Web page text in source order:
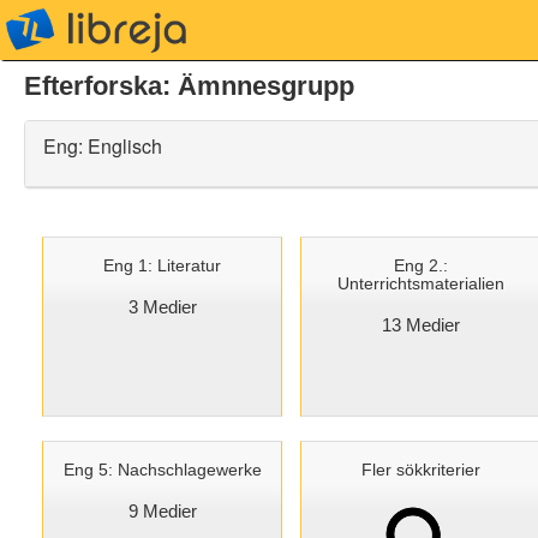
Efterforska: Ämnnesgrupp
Eng: Englisch
Eng 1: Literatur
3 Medier
Eng 2.:
Unterrichtsmaterialien
13 Medier
Eng 5: Nachschlagewerke
9 Medier
Fler sökkriterier